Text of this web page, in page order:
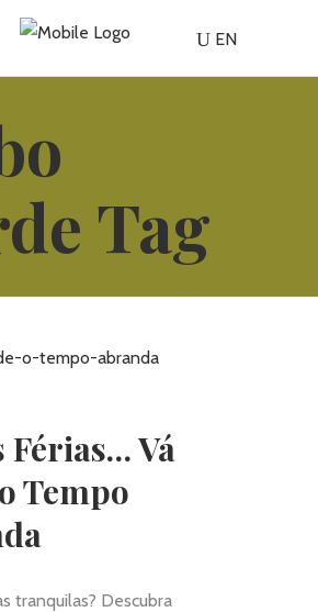
EN
Tag
Férias… Vá
Tempo
tranquilas? Descubra